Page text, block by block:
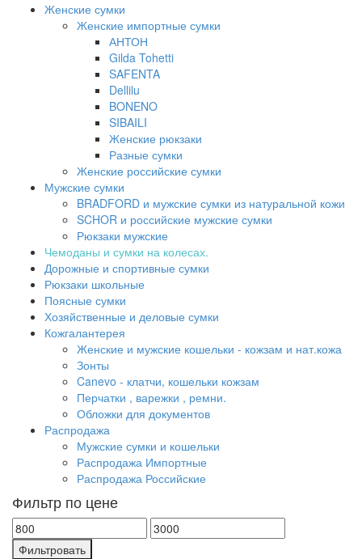
Женские сумки
Женские импортные сумки
АНТОН
Gilda Tohetti
SAFENTA
Dellilu
BONENO
SIBAILI
Женские рюкзаки
Разные сумки
Женские российские сумки
Мужские сумки
BRADFORD и мужские сумки из натуральной кожи
SCHOR и российские мужские сумки
Рюкзаки мужские
Чемоданы и сумки на колесах.
Дорожные и спортивные сумки
Рюкзаки школьные
Поясные сумки
Хозяйственные и деловые сумки
Кожгалантерея
Женские и мужские кошельки - кожзам и нат.кожа
Зонты
Canevo - клатчи, кошельки кожзам
Перчатки , варежки , ремни.
Обложки для документов
Распродажа
Мужские сумки и кошельки
Распродажа Импортные
Распродажа Российские
Фильтр по цене
Фильтровать